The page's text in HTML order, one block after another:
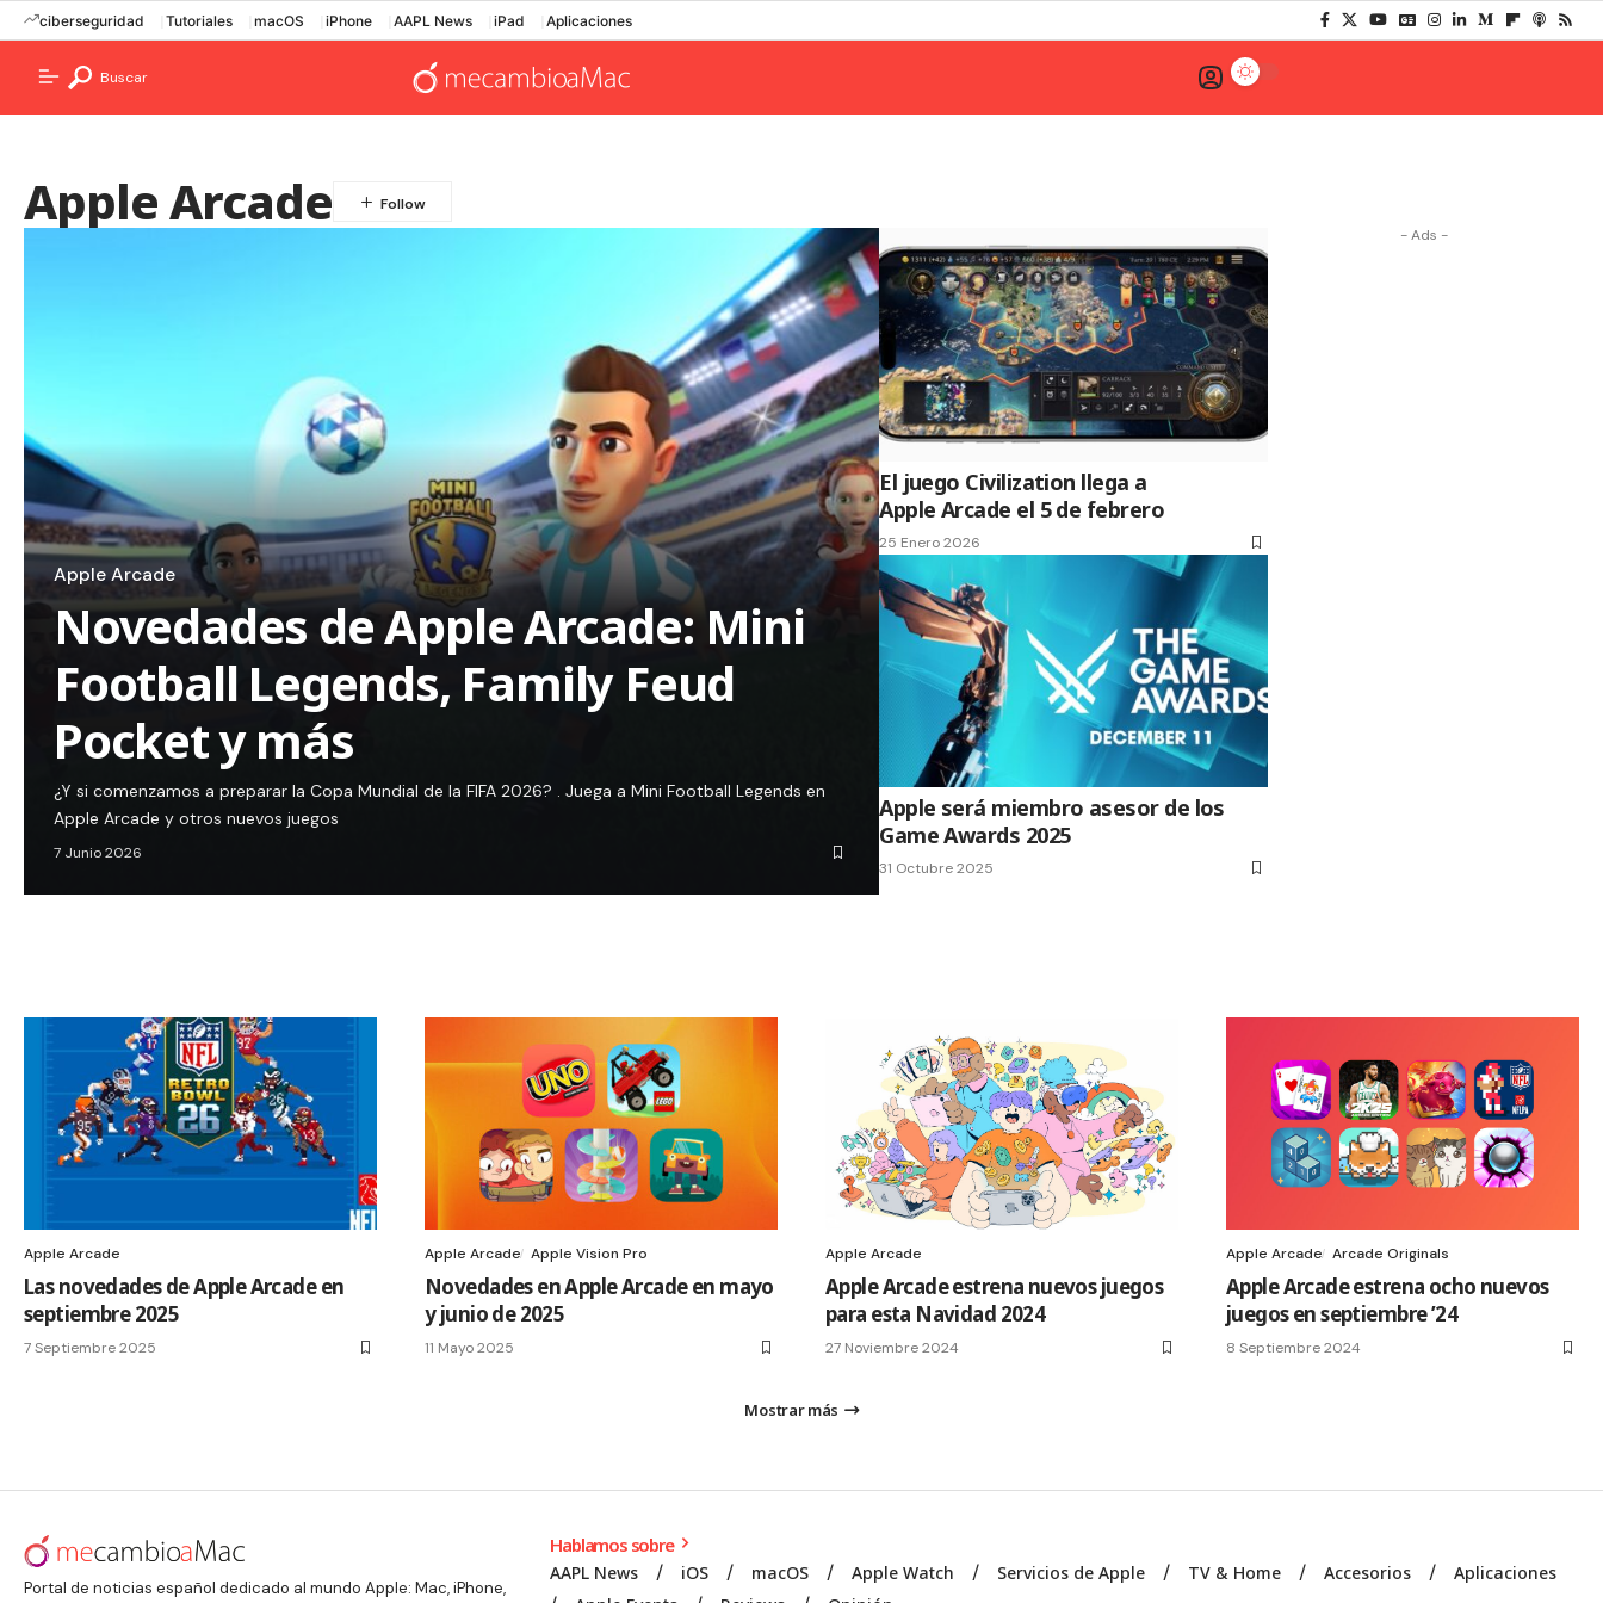
ciberseguridad Tutoriales macOS iPhone AAPL News iPad Aplicaciones
Buscar
Apple Arcade
Apple Arcade
Novedades de Apple Arcade: Mini
Football Legends, Family Feud
Pocket y más
¿Y si comenzamos a preparar la Copa Mundial de la FIFA 2026? . Juega a Mini Football Legends en
Apple Arcade y otros nuevos juegos
7 Junio 2026
El juego Civilization llega a
Apple Arcade el 5 de febrero
25 Enero 2026
Apple será miembro asesor de los
Game Awards 2025
31 Octubre 2025
- Ads -
Apple Arcade
Las novedades de Apple Arcade en
septiembre 2025
7 Septiembre 2025
Apple Arcade Apple Vision Pro
Novedades en Apple Arcade en mayo
y junio de 2025
11 Mayo 2025
Apple Arcade
Apple Arcade estrena nuevos juegos
para esta Navidad 2024
27 Noviembre 2024
Apple Arcade Arcade Originals
Apple Arcade estrena ocho nuevos
juegos en septiembre ’24
8 Septiembre 2024
Mostrar más
Portal de noticias español dedicado al mundo Apple: Mac, iPhone,
Hablamos sobre
AAPL News iOS macOS Apple Watch Servicios de Apple TV & Home Accesorios
Aplicaciones